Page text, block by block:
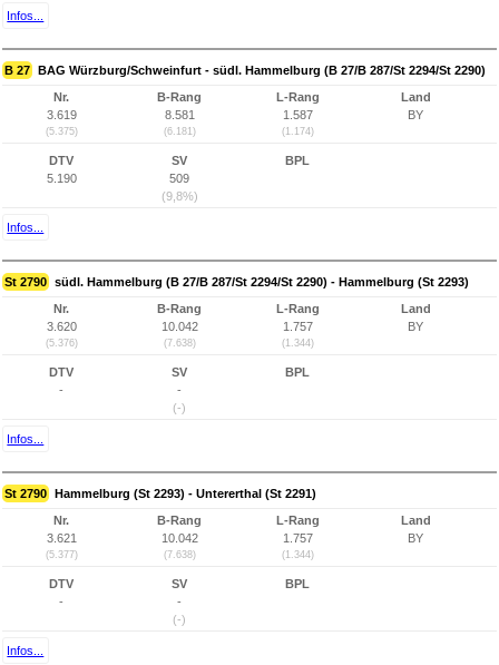
Infos...
B 27 BAG Würzburg/Schweinfurt - südl. Hammelburg (B 27/B 287/St 2294/St 2290)
Nr.
3.619
(5.375)
B-Rang
8.581
(6.181)
L-Rang
1.587
(1.174)
Land
BY
DTV
5.190
SV
509
(9,8%)
BPL
Infos...
St 2790 südl. Hammelburg (B 27/B 287/St 2294/St 2290) - Hammelburg (St 2293)
Nr.
3.620
(5.376)
B-Rang
10.042
(7.638)
L-Rang
1.757
(1.344)
Land
BY
DTV
-
SV
-
(-)
BPL
Infos...
St 2790 Hammelburg (St 2293) - Untererthal (St 2291)
Nr.
3.621
(5.377)
B-Rang
10.042
(7.638)
L-Rang
1.757
(1.344)
Land
BY
DTV
-
SV
-
(-)
BPL
Infos...